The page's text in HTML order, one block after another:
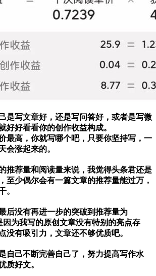
是写文章好，还是写问答好，或者是写微
好好看看你的创作收益构成。
最高，你就写哪个吧，只要你坚持写，一
会涨起来的。
推荐量和阅读量来说，我觉得头条君还是
至少偶尔会有一篇文章的推荐量能过万，
。
后没有再进一步的突破到推荐量为
因为我写的原创文章没有特别的亮点存
没有吸引力，文章还不够优质吧。
自己不断完善自己了，努力提高写作水
质好文。